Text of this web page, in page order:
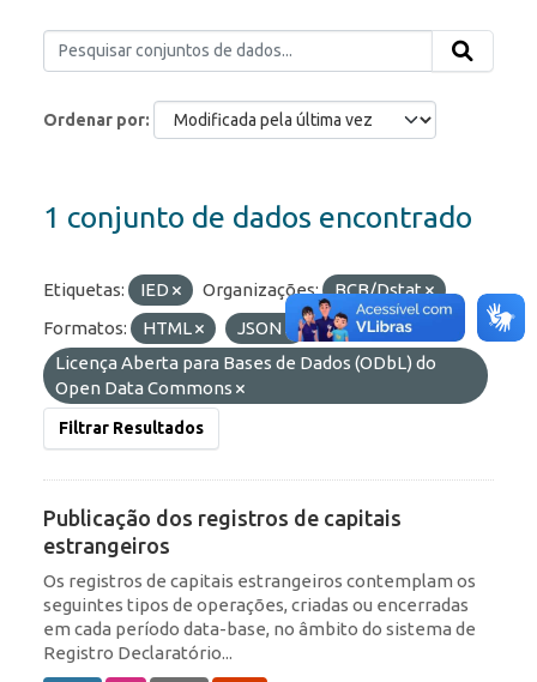
Ordenar por
1 conjunto de dados encontrado
Etiquetas: IED Organizações:
BCB/Dstat
Formatos:
HTML JSON
Licenças:
Licença Aberta para Bases de Dados (ODbL) do
Open Data Commons
Filtrar Resultados
Publicação dos registros de capitais
estrangeiros
Os registros de capitais estrangeiros contemplam os
seguintes tipos de operações, criadas ou encerradas
em cada período data-base, no âmbito do sistema de
Registro Declaratório...